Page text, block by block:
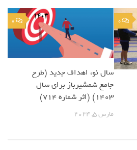
0
0
سال نو، اهداف جدید (طرح
جامع شمشیرباز برای سال
1403) (اثر شماره 714)
مارس 5, 2024